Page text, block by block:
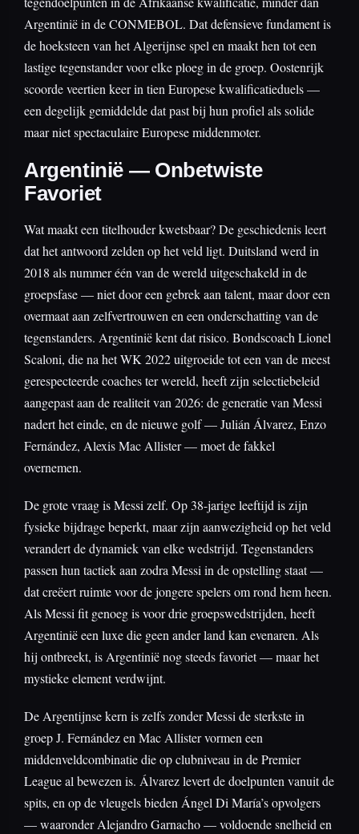
Argentinië in de CONMEBOL. Dat defensieve fundament is
de hoeksteen van het Algerijnse spel en maakt hen tot een
lastige tegenstander voor elke ploeg in de groep. Oostenrijk
scoorde veertien keer in tien Europese kwalificatieduels —
een degelijk gemiddelde dat past bij hun profiel als solide
maar niet spectaculaire Europese middenmoter.
Argentinië — Onbetwiste
Favoriet
Wat maakt een titelhouder kwetsbaar? De geschiedenis leert
dat het antwoord zelden op het veld ligt. Duitsland werd in
2018 als nummer één van de wereld uitgeschakeld in de
groepsfase — niet door een gebrek aan talent, maar door een
overmaat aan zelfvertrouwen en een onderschatting van de
tegenstanders. Argentinië kent dat risico. Bondscoach Lionel
Scaloni, die na het WK 2022 uitgroeide tot een van de meest
gerespecteerde coaches ter wereld, heeft zijn selectiebeleid
aangepast aan de realiteit van 2026: de generatie van Messi
nadert het einde, en de nieuwe golf — Julián Álvarez, Enzo
Fernández, Alexis Mac Allister — moet de fakkel
overnemen.
De grote vraag is Messi zelf. Op 38-jarige leeftijd is zijn
fysieke bijdrage beperkt, maar zijn aanwezigheid op het veld
verandert de dynamiek van elke wedstrijd. Tegenstanders
passen hun tactiek aan zodra Messi in de opstelling staat —
dat creëert ruimte voor de jongere spelers om rond hem heen.
Als Messi fit genoeg is voor drie groepswedstrijden, heeft
Argentinië een luxe die geen ander land kan evenaren. Als
hij ontbreekt, is Argentinië nog steeds favoriet — maar het
mystieke element verdwijnt.
De Argentijnse kern is zelfs zonder Messi de sterkste in
groep J. Fernández en Mac Allister vormen een
middenveldcombinatie die op clubniveau in de Premier
League al bewezen is. Álvarez levert de doelpunten vanuit de
spits, en op de vleugels bieden Ángel Di María’s opvolgers
— waaronder Alejandro Garnacho — voldoende snelheid en